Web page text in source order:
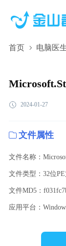
首页 电脑医
2024-01-27
文件属性
文件名称：
文件类型：32位
应用平台：